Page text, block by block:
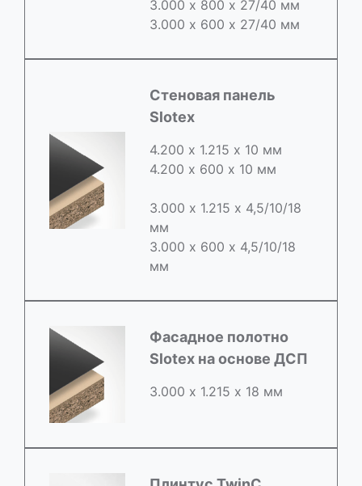
3.000 х 800 х 27/40 мм
3.000 х 600 х 27/40 мм
Стеновая панель
Slotex
4.200 х 1.215 х 10 мм
4.200 х 600 х 10 мм
3.000 х 1.215 х 4,5/10/18
мм
3.000 х 600 х 4,5/10/18
мм
Фасадное полотно
Slotex на основе ДСП
3.000 х 1.215 х 18 мм